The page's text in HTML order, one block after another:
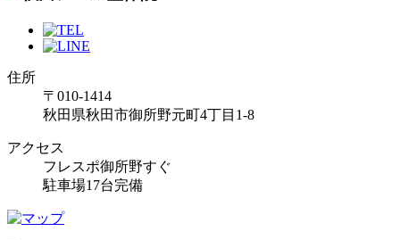
住所
〒010-1414
秋田県秋田市御所野元町4丁目1-8
アクセス
フレスポ御所野すぐ
駐車場17台完備